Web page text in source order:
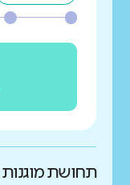
תחושת מוגנות